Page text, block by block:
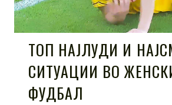
ТОП НАЈЛУДИ И
СИТУАЦИИ ВО
ФУДБАЛ